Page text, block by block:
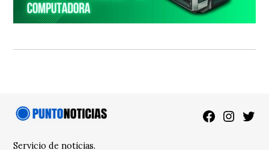
Facebook
Servicio de noticias.